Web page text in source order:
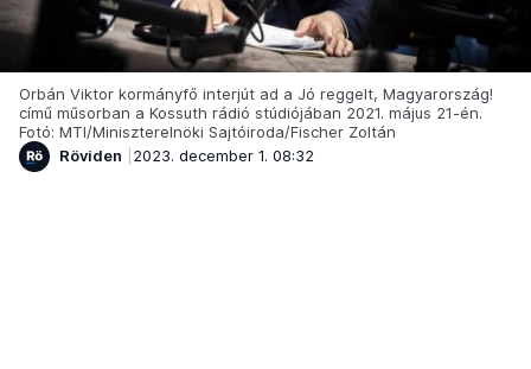
Orbán Viktor kormányfő interjút ad a Jó reggelt, Magyarország!
című műsorban a Kossuth rádió stúdiójában 2021. május 21-én.
Fotó: MTI/Miniszterelnöki Sajtóiroda/Fischer Zoltán
Röviden
2023. december 1. 08:32